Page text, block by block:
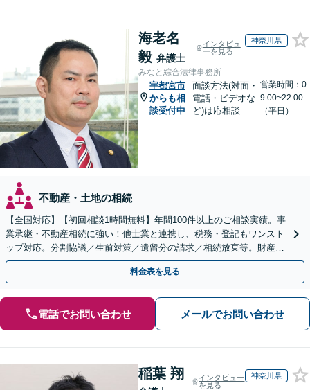
海老名
毅 弁護士
インタビュ
ーを見る
神奈川県
みなと綜合法律事務所
宇都宮市
からも相
談受付中
面談方法(対面・
電話・ビデオな
ど)は応相談
営業時間：0
9:00~22:00
（平日）
不動産・土地の相続
【全国対応】【初回相談1時間無料】年間100件以上のご相談実績。事
業承継・不動産相続に強い！他士業と連携し、税務・登記もワンスト
ップ対応。分割協議／生前対策／遺留分の請求／相続放棄等。財産の
徹底調査と粘り強い交渉により、最善の解決へ。
料金表を見る
電話でお問い合わせ メールでお問い合わせ
稲葉 翔
インタビュー
を見る
神奈川県